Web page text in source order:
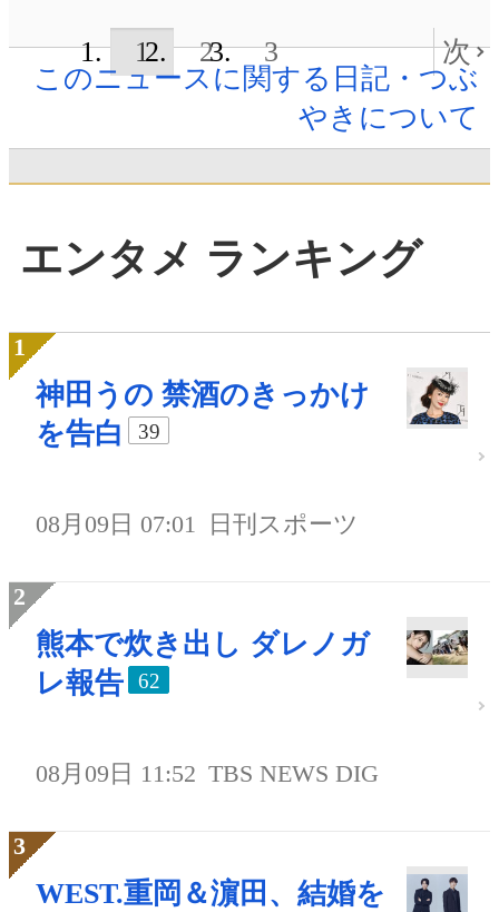
1 2 3
次
このニュースに関する日記・つぶ
やきについて
エンタメ ランキング
神田うの 禁酒のきっかけ
を告白
39
08月09日 07:01 日刊スポーツ
熊本で炊き出し ダレノガ
レ報告
62
08月09日 11:52 TBS NEWS DIG
WEST.重岡＆濵田、結婚を